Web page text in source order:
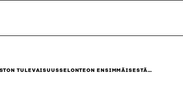
TULEVAISUUSSELONTEON ENSIMMÄISESTÄ…